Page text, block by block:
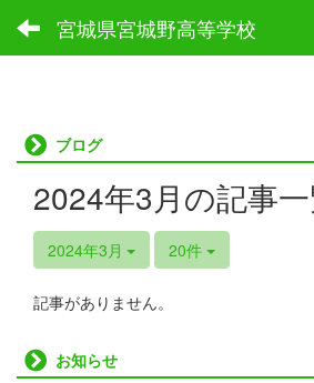
宮城県宮城野高等学校
ブログ
2024年3月の記事
2024年3月 20件
記事がありません。
お知らせ